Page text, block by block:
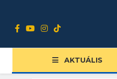
tartalomra
AKTUÁLIS